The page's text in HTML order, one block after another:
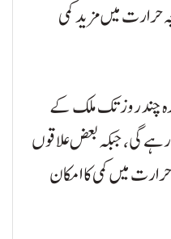
حرارت میں مزید کمی
چند روز تک ملک کے
گی، جبکہ بعض علاقوں
میں کمی کا امکان